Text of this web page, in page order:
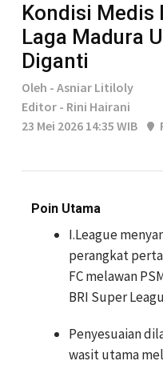
Kondisi Medis
Laga Madura
Diganti
Oleh - Asniar Litiloly
Editor - Rini Hairani
23 Mei 2026 14:35 WIB
Poin Utama
I.League
perangkat
FC melawan
BRI Super
Penyesuaian
wasit utama